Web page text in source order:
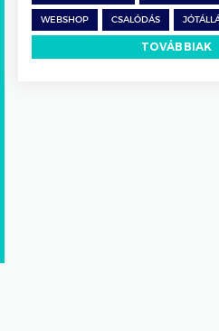
WEBSHOP CSALÓDÁS
TOVÁBBIAK